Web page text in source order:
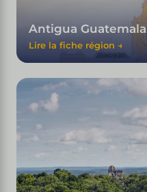
Antigua Guatemala
Lire la fiche région →